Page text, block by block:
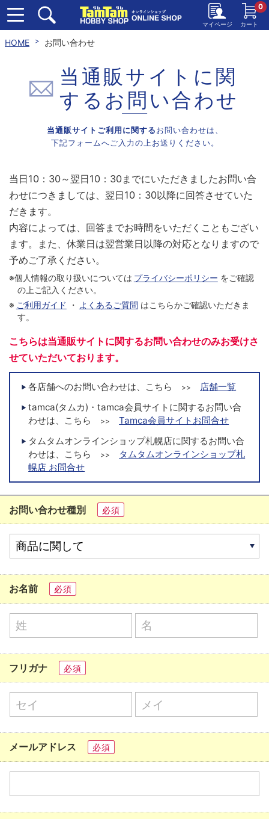
マイページ カート
0
HOME お問い合わせ
当通販サイトに関
する お問い合わせ
当通販サイトご利用に関する お問い合わせは、
下記フォームへご入力の上お送りください。
当日10：30～翌日10：30までにいただきましたお問い合
わせにつきましては、翌日10：30以降に回答させていた
だきます。
内容によっては、回答までお時間をいただくこともござい
ます。また、休業日は翌営業日以降の対応となりますので
予めご了承ください。
※個人情報の取り扱いについては プライバシーポリシー をご確認
の上ご記入ください。
※ ご利用ガイド ・ よくあるご質問 はこちらかご確認いただきま
す。
こちらは当通販サイトに関するお問い合わせのみお受けさ
せていただいております。
各店舗へのお問い合わせは、こちら >>
店舗一覧
tamca(タムカ)・tamca会員サイトに関するお問い合
わせは、こちら
>>
Tamca会員サイトお問合せ
タムタムオンラインショップ札幌店に関するお問い合
わせは、こちら
>>
タムタムオンラインショップ札
幌店 お問合せ
お問い合わせ種別 必須
お名前 必須
フリガナ 必須
メールアドレス 必須